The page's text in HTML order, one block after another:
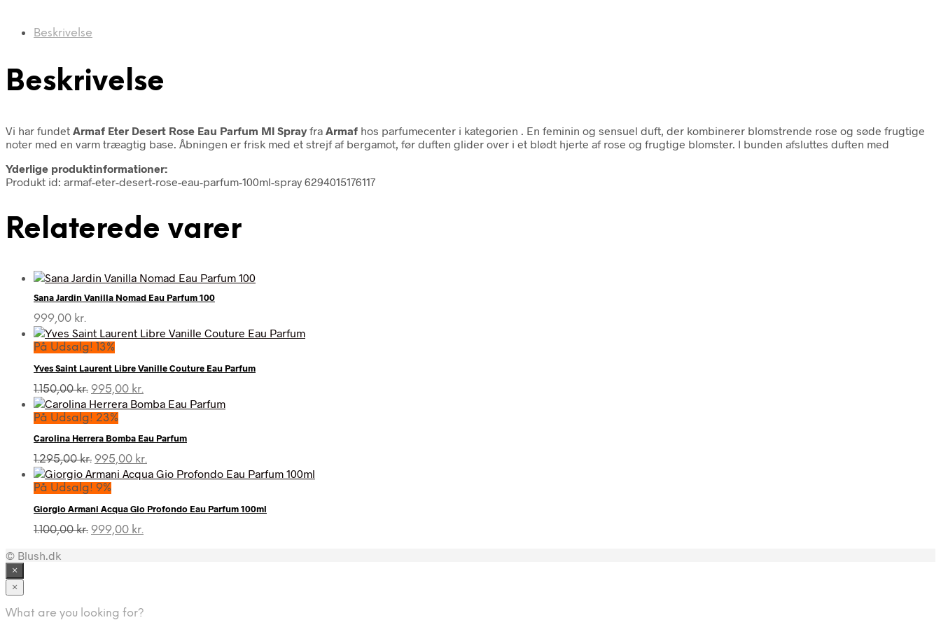
Beskrivelse
Beskrivelse
Vi har fundet Armaf Eter Desert Rose Eau Parfum Ml Sprayfra Armaf hos parfumecenter i kategorien
. En feminin og sensuel duft, der kombinerer blomstrende rose og søde frugtige
noter med en varm træagtig base. Åbningen er frisk med et strejf af bergamot, før duften glider over i et blødt hjerte af rose og frugtige blomster. I bunden afsluttes duften med
Yderlige produktinformationer:
Produkt id: armaf-eter-desert-rose-eau-parfum-100ml-spray 6294015176117
Relaterede varer
Sana Jardin Vanilla Nomad Eau Parfum 100
999,00 kr.
På Udsalg! 13%
Yves Saint Laurent Libre Vanille Couture Eau Parfum
1.150,00kr. Den
oprindelige
pris
1.150,00 kr..
995,00 kr.
aktuelle
995,00 kr..
På Udsalg! 23%
Carolina Herrera Bomba Eau Parfum
1.295,00kr. Den
oprindelige
pris
1.295,00 kr..
995,00 kr.
aktuelle
995,00 kr..
På Udsalg! 9%
Giorgio Armani Acqua Gio Profondo Eau Parfum 100ml
1.100,00kr. Den
999,00 kr.
© Blush.dk
×
×
What are you looking for?